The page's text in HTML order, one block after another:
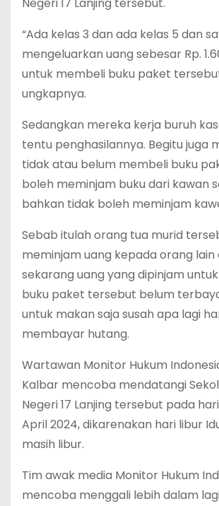
Negeri 17 Lanjing tersebut.
“Ada kelas 3 dan ada kelas 5 dan
mengeluarkan uang sebesar Rp.
untuk membeli buku paket
ungkapnya.
Sedangkan mereka kerja buruh
tentu penghasilannya. Begitu juga
tidak atau belum membeli buku
boleh meminjam buku dari kawan
bahkan tidak boleh meminjam
Sebab itulah orang tua murid
meminjam uang kepada orang lain
sekarang uang yang dipinjam
buku paket tersebut belum
untuk makan saja susah apa lagi
membayar hutang.
Wartawan Monitor Hukum
Kalbar mencoba mendatangi
Negeri 17 Lanjing tersebut pada
April 2024, dikarenakan hari libur
masih libur.
Tim awak media Monitor Hukum
mencoba menggali lebih dalam